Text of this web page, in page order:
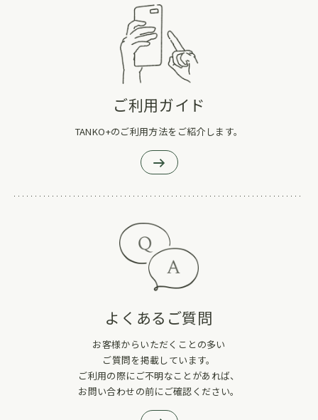
ご利用ガイド
TANKO+のご利用方法をご紹介します。
よくあるご質問
お客様からいただくことの多い
ご質問を掲載しています。
ご利用の際にご不明なことがあれば、
お問い合わせの前にご確認ください。